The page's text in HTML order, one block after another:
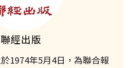
聯經出版
1974年5月4日，為聯合報